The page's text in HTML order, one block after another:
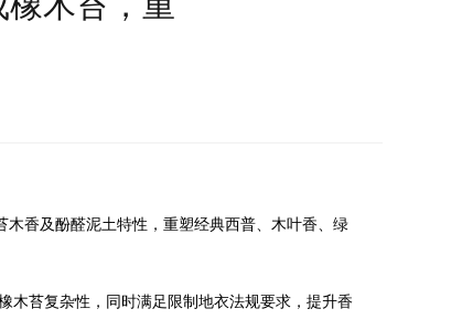
香及酚醛泥土特性，重塑经典西普、木叶香、绿
木苔复杂性，同时满足限制地衣法规要求，提升香